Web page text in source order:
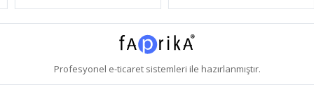
Profesyonel e-ticaretsistemleri ile hazırlanmıştır.